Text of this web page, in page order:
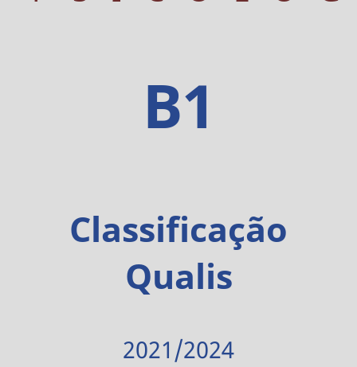
B1
Classificação
Qualis
2021/2024